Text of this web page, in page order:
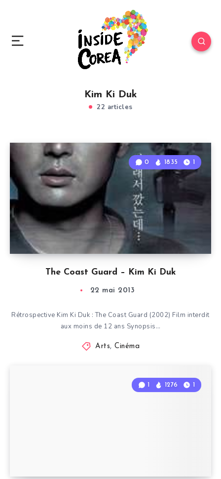
Kim Ki Duk
22 articles
The Coast Guard – Kim Ki Duk
0 1835 1
22 mai 2013
Rétrospective Kim Ki Duk : The Coast Guard (2002) Film interdit
aux moins de 12 ans Synopsis…
Arts,Cinéma
1 1276 1